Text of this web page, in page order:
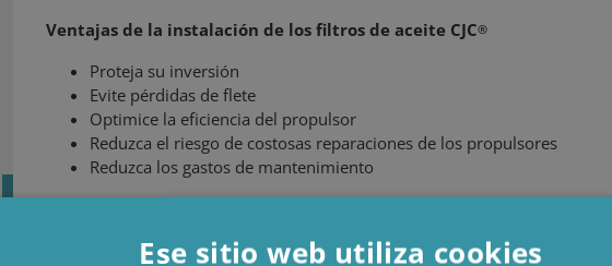
Ventajas de la instalación de los filtros de aceite CJC®
Proteja su inversión
Evite pérdidas de flete
Optimice la eficiencia del propulsor
Reduzca el riesgo de costosas reparaciones de los propulsores
Reduzca los gastos de mantenimiento
eliminación de agua, suciedad y oxidación y con la máxima capacidad de
Ese sitio web utiliza cookies